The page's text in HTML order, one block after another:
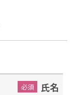
氏名
必須